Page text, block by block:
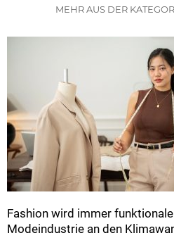
MEHR AUS DER
Fashion wird immer
Modeindustrie an den